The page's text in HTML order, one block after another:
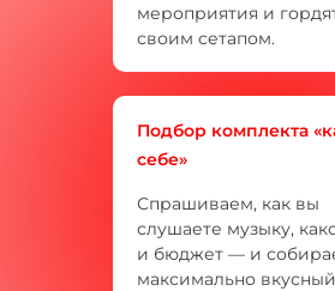
мероприятия и
своим сетапом.
Подбор комплекта
себе»
Спрашиваем, как вы
слушаете музыку,
и бюджет — и
максимально